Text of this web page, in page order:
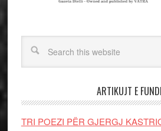
ARTIKUJT E
TRI POEZI PËR GJERGJ